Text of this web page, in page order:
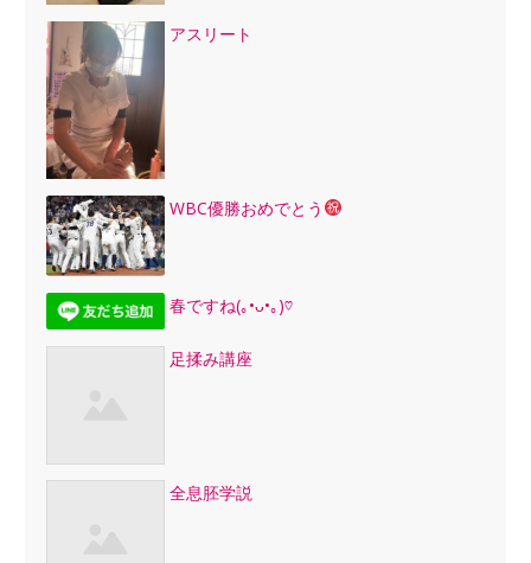
アスリート
WBC優勝おめでとう
春ですね(｡•ᴗ•｡)♡
足揉み講座
全息胚学説